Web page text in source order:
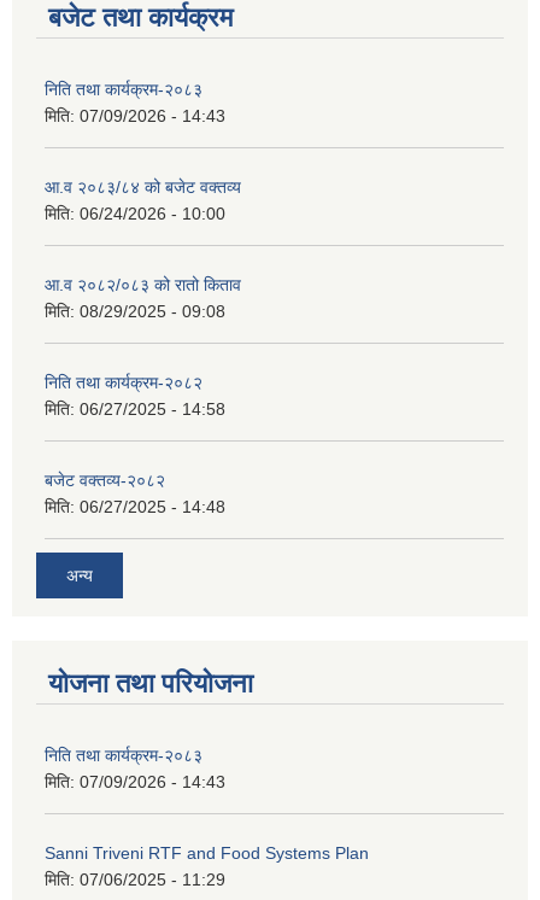
बजेट तथा कार्यक्रम
निति तथा कार्यक्रम-२०८३
मिति: 07/09/2026 - 14:43
आ.व २०८३/८४ को बजेट वक्तव्य
मिति: 06/24/2026 - 10:00
आ.व २०८२/०८३ को रातो किताव
मिति: 08/29/2025 - 09:08
निति तथा कार्यक्रम-२०८२
मिति: 06/27/2025 - 14:58
बजेट वक्तव्य-२०८२
मिति: 06/27/2025 - 14:48
अन्य
योजना तथा परियोजना
निति तथा कार्यक्रम-२०८३
मिति: 07/09/2026 - 14:43
Sanni Triveni RTF and Food Systems Plan
मिति: 07/06/2025 - 11:29